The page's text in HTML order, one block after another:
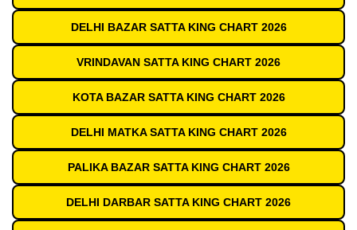
DELHI BAZAR SATTA KING CHART 2026
VRINDAVAN SATTA KING CHART 2026
KOTA BAZAR SATTA KING CHART 2026
DELHI MATKA SATTA KING CHART 2026
PALIKA BAZAR SATTA KING CHART 2026
DELHI DARBAR SATTA KING CHART 2026